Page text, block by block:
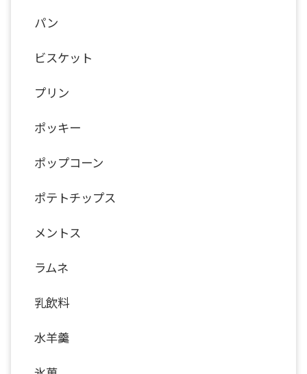
パン
ビスケット
プリン
ポッキー
ポップコーン
ポテトチップス
メントス
ラムネ
乳飲料
水羊羹